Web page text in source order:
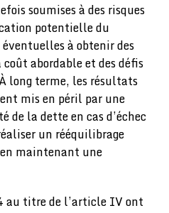
soumises à des risques
potentielle du
à obtenir des
abordable et des défis
long terme, les résultats
mis en péril par une
la dette en cas d’échec
un rééquilibrage
maintenant une
au titre de l’article IV ont